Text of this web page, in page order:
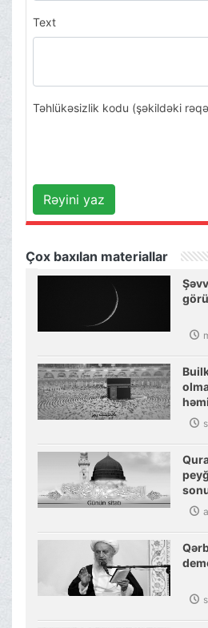
Text
Təhlükəsizlik kodu (şəkildəki
Rəyini yaz
Çox baxılan materiallar